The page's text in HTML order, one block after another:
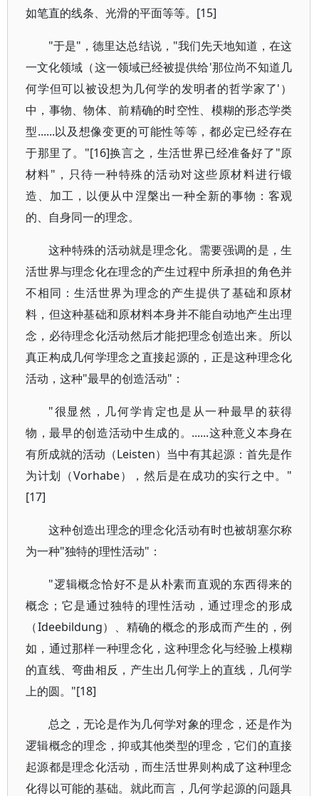
如笔直的线条、光滑的平面等等。[15]
"于是"，德里达总结说，"我们先天地知道，在这
一文化领域（这一领域已经被提供给'那位尚不知道几
何学但可以被设想为几何学的发明者的哲学家了'）
中，事物、物体、前精确的时空性、模糊的形态学类
型......以及想像变更的可能性等等，都必定已经存在
于那里了。"[16]换言之，生活世界已经准备好了"原
材料"，只待一种特殊的活动对这些原材料进行锻
造、加工，以便从中涅槃出一种全新的事物：客观
的、自身同一的理念。
这种特殊的活动就是理念化。需要强调的是，生
活世界与理念化在理念的产生过程中所承担的角色并
不相同：生活世界为理念的产生提供了基础和原材
料，但这种基础和原材料本身并不能自动地产生出理
念，必待理念化活动然后才能把理念创造出来。所以
真正构成几何学理念之直接起源的，正是这种理念化
活动，这种"最早的创造活动"：
"很显然，几何学肯定也是从一种最早的获得
物，最早的创造活动中生成的。......这种意义本身在
有所成就的活动（Leisten）当中有其起源：首先是作
为计划（Vorhabe），然后是在成功的实行之中。"
[17]
这种创造出理念的理念化活动有时也被胡塞尔称
为一种"独特的理性活动"：
"逻辑概念恰好不是从朴素而直观的东西得来的
概念；它是通过独特的理性活动，通过理念的形成
（Ideebildung）、精确的概念的形成而产生的，例
如，通过那样一种理念化，这种理念化与经验上模糊
的直线、弯曲相反，产生出几何学上的直线，几何学
上的圆。"[18]
总之，无论是作为几何学对象的理念，还是作为
逻辑概念的理念，抑或其他类型的理念，它们的直接
起源都是理念化活动，而生活世界则构成了这种理念
化得以可能的基础。就此而言，几何学起源的问题具